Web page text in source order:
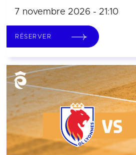
7 novembre 2026 - 21:10
RÉSERVER